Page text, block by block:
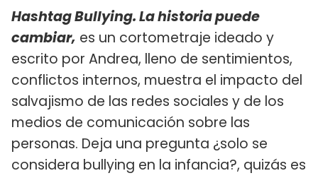
Hashtag Bullying. La historia puede
cambiar, es un cortometraje ideado y
escrito por Andrea, lleno de sentimientos,
conflictos internos, muestra el impacto del
salvajismo de las redes sociales y de los
medios de comunicación sobre las
personas. Deja una pregunta ¿solo se
considera bullying en la infancia?, quizás es